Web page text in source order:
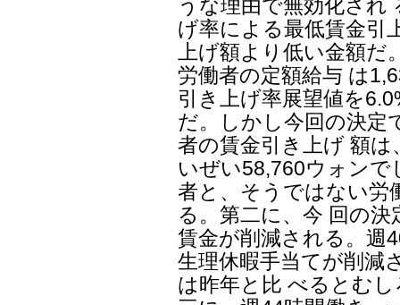
うな理由で無効化され
げ率による最低賃金引
上げ額より低い金額
労働者の定額給与 は
引き上げ率展望値を
だ。しかし今回の決定
者の賃金引き上げ 額
いぜい58,760ウォンで
者と、そうではない労
る。第二に、今 回の
賃金が削減される。週
生理休暇手当てが削減
は昨年と比 べるとむ